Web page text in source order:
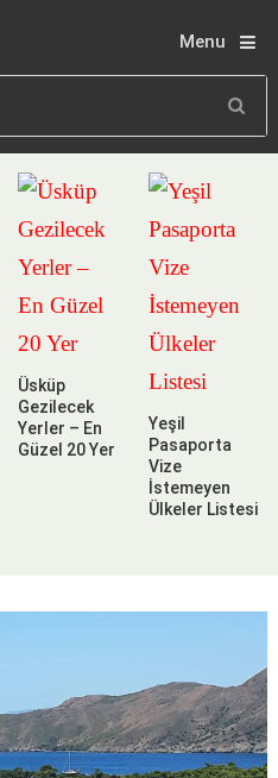
Menu
Üsküp
Gezilecek
Yerler – En
Güzel 20 Yer
Yeşil
Pasaporta
Vize
İstemeyen
Ülkeler Listesi